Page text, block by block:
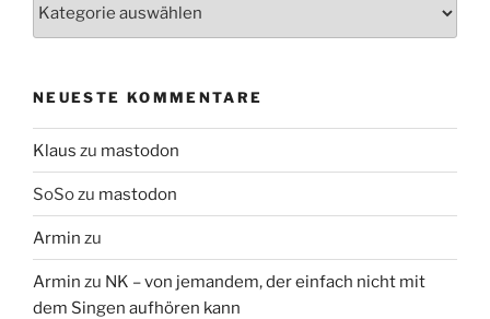
NEUESTE KOMMENTARE
Klaus zu mastodon
SoSozu mastodon
Armin zu
Armin zu NK – von jemandem, der einfach nicht mit
dem Singen aufhören kann